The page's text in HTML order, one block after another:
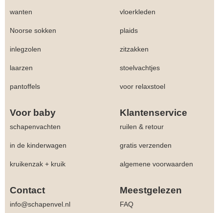
wanten vloerkleden
Noorse sokken plaids
inlegzolen zitzakken
laarzen stoelvachtjes
pantoffels voor relaxstoel
Voor baby Klantenservice
schapenvachten ruilen & retour
in de kinderwagen gratis verzenden
kruikenzak + kruik algemene voorwaarden
Contact Meestgelezen
info@schapenvel.nl FAQ